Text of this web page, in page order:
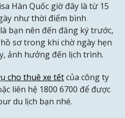
Hàn Quốc giờ đây là từ 15
như thời điểm bình
bạn nên đến đăng ký trước,
sơ trong khi chờ ngày hẹn
ảnh hưởng đến lịch trình.
cho thuê xe tếtcủa công ty
liên hệ 1800 6700 để được
du lịch bạn nhé.